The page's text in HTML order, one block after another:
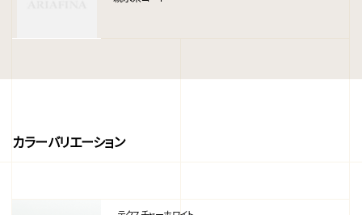
カラーバリエーション